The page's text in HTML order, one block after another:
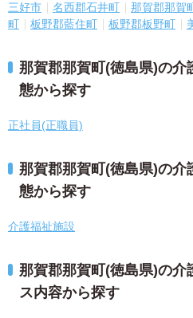
三好市
名西郡石井町 那賀郡那賀
町
板野郡藍住町 板野郡板野町
那賀郡那賀町(徳島県)の介
態から探す
正社員(正職員)
那賀郡那賀町(徳島県)の介
態から探す
介護福祉施設
那賀郡那賀町(徳島県)の介
ス内容から探す